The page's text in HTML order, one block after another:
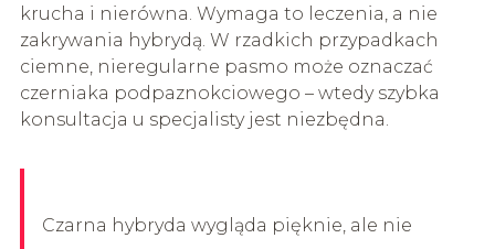
krucha i nierówna. Wymaga to leczenia, a nie
zakrywania hybrydą. W rzadkich przypadkach
ciemne, nieregularne pasmo może oznaczać
czerniaka podpaznokciowego – wtedy szybka
konsultacja u specjalisty jest niezbędna.
Czarna hybryda wygląda pięknie, ale nie